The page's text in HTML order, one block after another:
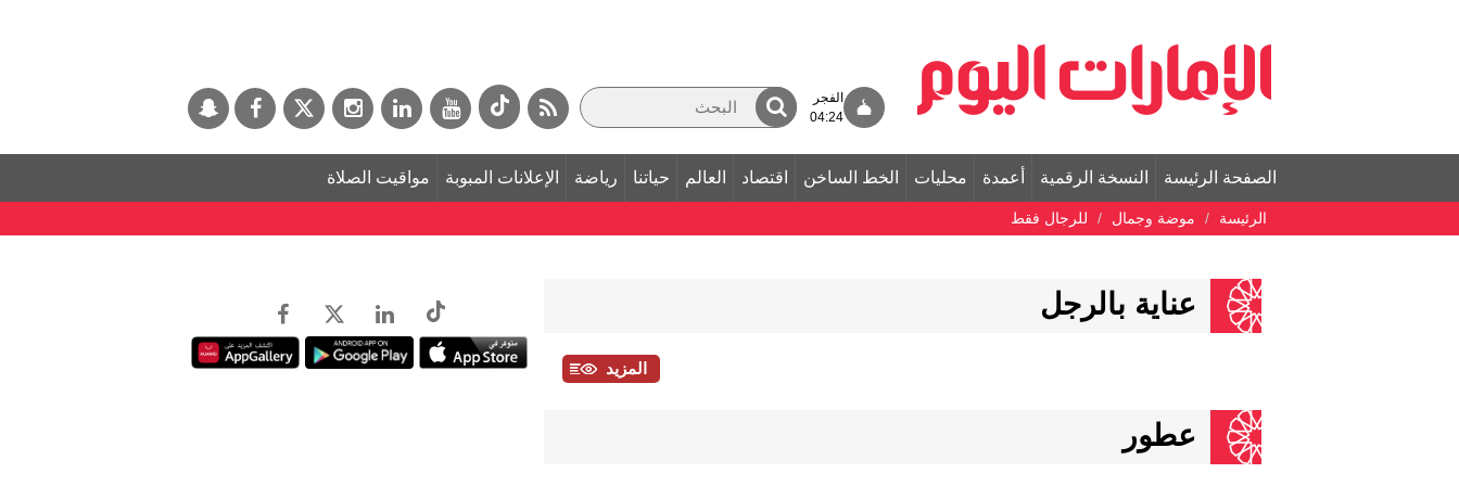
الفجر
04:24
الصفحة الرئيسة النسخة الرقمية أعمدة محليات الخط الساخن اقتصاد العالم حياتنا رياضة الإعلانات المبوبة مواقيت الصلاة
الرئيسة موضة وجمال للرجال فقط
عناية بالرجل
المزيد
عطور